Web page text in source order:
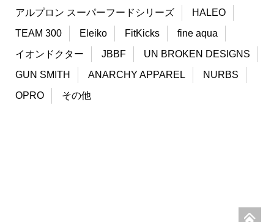
アルプロン スーパーフードシリーズ
HALEO
TEAM 300
Eleiko FitKicks
fine aqua
イオンドクター
JBBF
UN BROKEN DESIGNS
GUN SMITH
ANARCHY APPAREL
NURBS
OPRO
その他